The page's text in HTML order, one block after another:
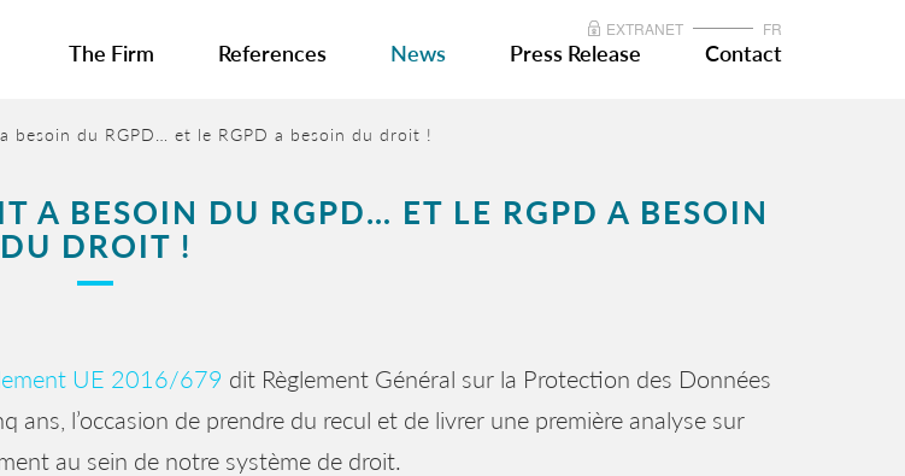
EXTRANET FR
The Firm References News Press Release Contact
besoin du RGPD… et le RGPD a besoin du droit !
A BESOIN DU RGPD… ET LE RGPD A BESOIN
DU DROIT !
UE 2016/679 dit Règlement Général sur la Protection des Données
ans, l’occasion de prendre du recul et de livrer une première analyse sur
au sein de notre système de droit.